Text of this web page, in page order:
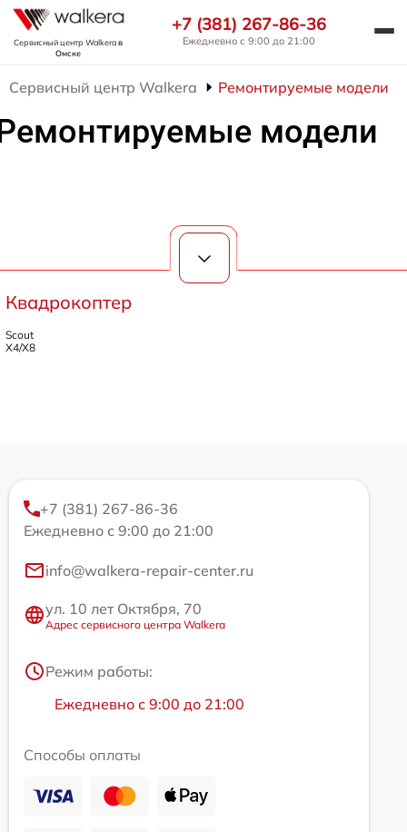
Сервисный центр Walkeraв
Омске
+7 (381) 267-86-36
Ежедневно с 9:00 до 21:00
Сервисный центр Walkera Ремонтируемые модели
модели
Квадрокоптер
Scout
X4/X8
+7 (381) 267-86-36
Ежедневно с 9:00 до 21:00
info@walkera-repair-center.ru
ул. 10 лет Октября, 70
Адрес сервисного центра Walkera
Режим работы:
Ежедневно с 9:00 до 21:00
Способы оплаты